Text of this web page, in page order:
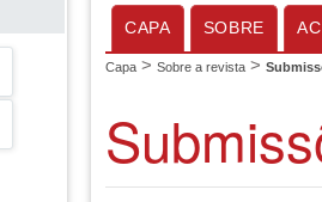
CAPA SOBRE
Capa > Sobre a revista >